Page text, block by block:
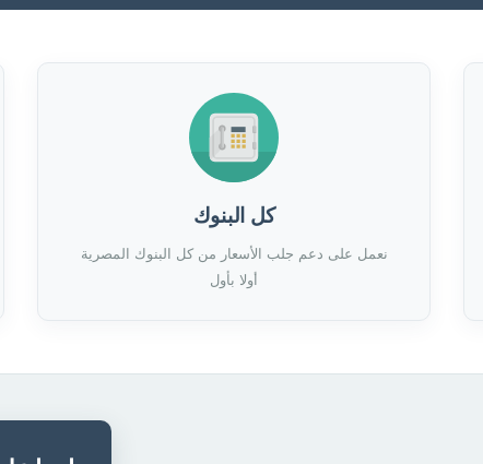
كل البنوك
نعمل على دعم جلب الأسعار من كل البنوك المصرية
أولا بأول